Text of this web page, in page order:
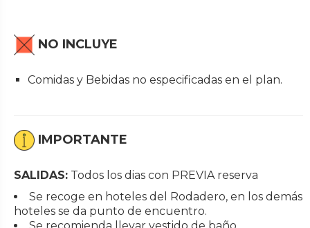
NO INCLUYE
Comidas y Bebidas no especificadas en el plan.
IMPORTANTE
SALIDAS: Todos los dias con PREVIA reserva
Se recoge en hoteles del Rodadero, en los demás
hoteles se da punto de encuentro.
Se recomienda llevar vestido de baño,